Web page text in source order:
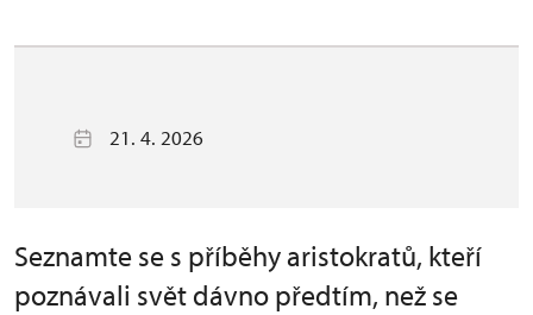
21. 4. 2026
Seznamte se s příběhy aristokratů, kteří
poznávali svět dávno předtím, než se